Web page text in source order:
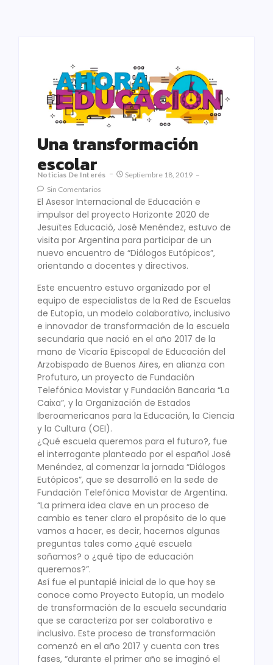
Una transformación
escolar
Noticias De Interés
Septiembre 18, 2019
Sin Comentarios
El Asesor Internacional de Educación e
impulsor del proyecto Horizonte 2020 de
Jesuïtes Educació, José Menéndez, estuvo de
visita por Argentina para participar de un
nuevo encuentro de “Diálogos Eutópicos”,
orientando a docentes y directivos.
Este encuentro estuvo organizado por el
equipo de especialistas de la Red de Escuelas
de Eutopía, un modelo colaborativo, inclusivo
e innovador de transformación de la escuela
secundaria que nació en el año 2017 de la
mano de Vicaría Episcopal de Educación del
Arzobispado de Buenos Aires, en alianza con
Profuturo, un proyecto de Fundación
Telefónica Movistar y Fundación Bancaria “La
Caixa”, y la Organización de Estados
Iberoamericanos para la Educación, la Ciencia
y la Cultura (OEI).
¿Qué escuela queremos para el futuro?, fue
el interrogante planteado por el español José
Menéndez, al comenzar la jornada “Diálogos
Eutópicos”, que se desarrolló en la sede de
Fundación Telefónica Movistar de Argentina.
“La primera idea clave en un proceso de
cambio es tener claro el propósito de lo que
vamos a hacer, es decir, hacernos algunas
preguntas tales como ¿qué escuela
soñamos? o ¿qué tipo de educación
queremos?”.
Así fue el puntapié inicial de lo que hoy se
conoce como Proyecto Eutopía, un modelo
de transformación de la escuela secundaria
que se caracteriza por ser colaborativo e
inclusivo. Este proceso de transformación
comenzó en el año 2017 y cuenta con tres
fases, “durante el primer año se imaginó el